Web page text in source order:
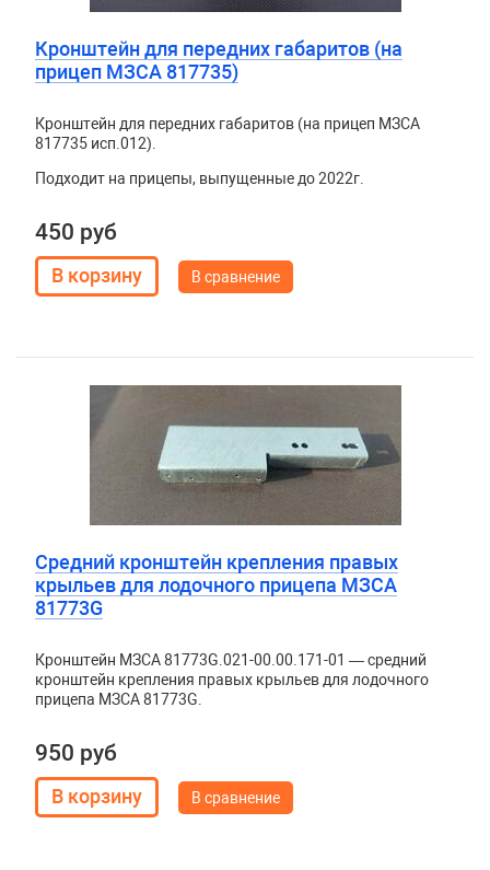
Кронштейн для передних габаритов (на
прицеп МЗСА 817735)
Кронштейн для передних габаритов (на прицеп МЗСА
817735 исп.012).
Подходит на прицепы, выпущенные до 2022г.
450 руб
В сравнение
Средний кронштейн крепления правых
крыльев для лодочного прицепа МЗСА
81773G
Кронштейн МЗСА 81773G.021-00.00.171-01 — средний
кронштейн крепления правых крыльев для лодочного
прицепа МЗСА 81773G.
950 руб
В сравнение